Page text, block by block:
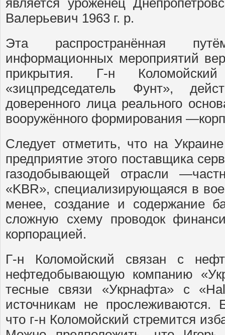
Валерьевич 1963 г. р.
Эта распространённая
информационных мероприятий
прикрытия. Г-н
«зицпредседатель Фунт»,
доверенного лица реального
вооружённого формирования
Следует отметить, что на
предприятие этого поставщика
газодобывающей отрасли
«KBR», специализирующаяся в
менее, создание и содержание
сложную схему проводок
корпорацией.
Г-н Коломойский связан с
нефтедобывающую компанию
тесные связи «Укрнафта» с
источникам не прослеживаются.
что г-н Коломойский стремится